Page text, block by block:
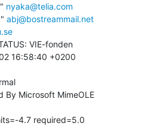
nyaka@telia.com
abj@bostreammail.net
VIE-fonden
16:58:40 +0200
By Microsoft MimeOLE
4.7 required=5.0